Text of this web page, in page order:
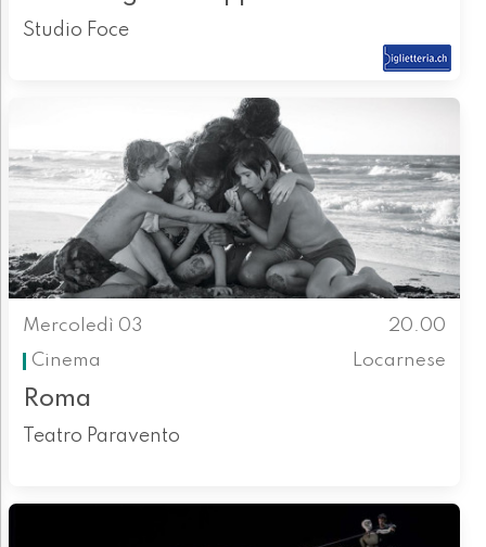
Studio Foce
Mercoledì 03
20.00
Cinema
Locarnese
Roma
Teatro Paravento